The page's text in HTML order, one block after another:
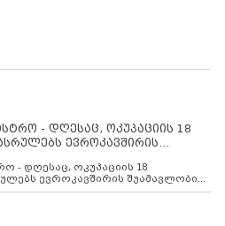
- დღესაც, ოკუპაციის 18
ევროკავშირის
- დღესაც, ოკუპაციის 18
ევროკავშირის შუამავლობით
ცეცხლის შეწყვეტის
აგრძელებს მათი